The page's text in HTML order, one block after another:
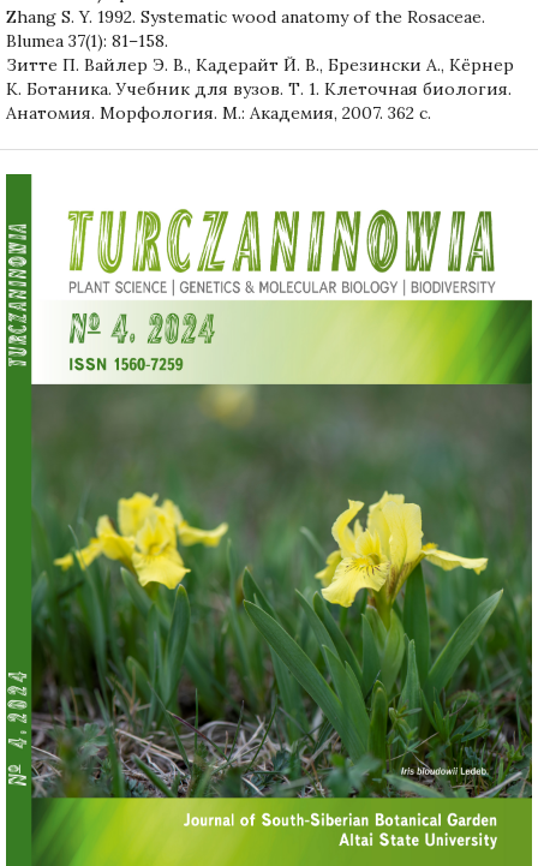
Zhang S. Y. 1992. Systematic wood anatomy of the Rosaceae.
Blumea 37(1): 81–158.
Зитте П. Вайлер Э. В., Кадерайт Й. В., Брезински А., Кёрнер
К. Ботаника. Учебник для вузов. Т. 1. Клеточная биология.
Анатомия. Морфология. М.: Академия, 2007. 362 с.